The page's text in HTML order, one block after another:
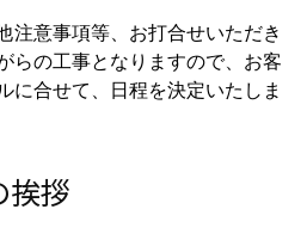
注意事項等、お打合せいただき
らの工事となりますので、お客
に合せて、日程を決定いたしま
挨拶